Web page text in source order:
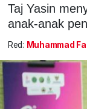
Taj Yasin
anak-anak
Red: Muhammad